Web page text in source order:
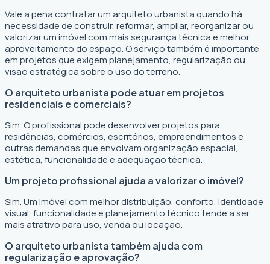
Vale a pena contratar um arquiteto urbanista quando há
necessidade de construir, reformar, ampliar, reorganizar ou
valorizar um imóvel com mais segurança técnica e melhor
aproveitamento do espaço. O serviço também é importante
em projetos que exigem planejamento, regularização ou
visão estratégica sobre o uso do terreno.
O arquiteto urbanista pode atuar em projetos
residenciais e comerciais?
Sim. O profissional pode desenvolver projetos para
residências, comércios, escritórios, empreendimentos e
outras demandas que envolvam organização espacial,
estética, funcionalidade e adequação técnica.
Um projeto profissional ajuda a valorizar o imóvel?
Sim. Um imóvel com melhor distribuição, conforto, identidade
visual, funcionalidade e planejamento técnico tende a ser
mais atrativo para uso, venda ou locação.
O arquiteto urbanista também ajuda com
regularização e aprovação?